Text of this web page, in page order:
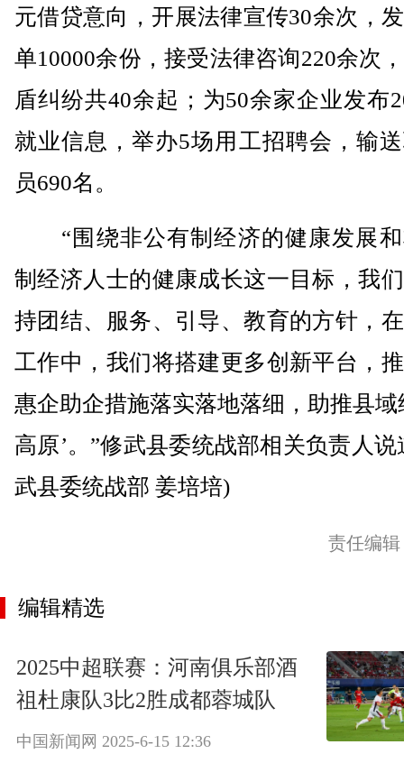
元借贷意向，开展法律宣传30余次，
单10000余份，接受法律咨询220余次
盾纠纷共40余起；为50余家企业发布
就业信息，举办5场用工招聘会，输
员690名。
“围绕非公有制经济的健康发展和
制经济人士的健康成长这一目标，我
持团结、服务、引导、教育的方针，
工作中，我们将搭建更多创新平台，
惠企助企措施落实落地落细，助推县域
高原’。”修武县委统战部相关负责人说
武县委统战部 姜培培)
责任编
编辑精选
2025中超联赛：河南俱乐部酒
祖杜康队3比2胜成都蓉城队
中国新闻网 2025-6-15 12:36